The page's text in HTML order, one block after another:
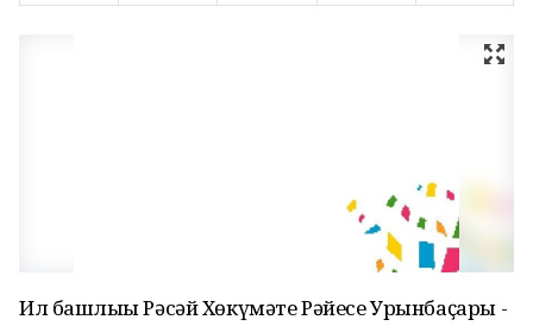
Ил башлығы Рәсәй Хөкүмəте Рəйесе Урынбаҫары -